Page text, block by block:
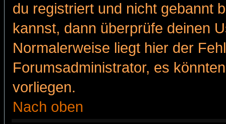
du registriert und nicht gebannt
kannst, dann überprüfe deinen
Normalerweise liegt hier der
Forumsadministrator, es
vorliegen.
Nach oben